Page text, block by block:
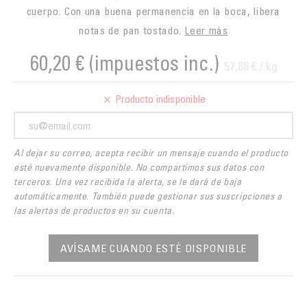
cuerpo. Con una buena permanencia en la boca, libera
notas de pan tostado. Leer más
60,20 € (impuestos inc.) 57,88 € / kg
Producto indisponible
Al dejar su correo, acepta recibir un mensaje cuando el producto
esté nuevamente disponible. No compartimos sus datos con
terceros. Una vez recibida la alerta, se le dará de baja
automáticamente. También puede gestionar sus suscripciones a
las alertas de productos en su cuenta.
AVÍSAME CUANDO ESTÉ DISPONIBLE